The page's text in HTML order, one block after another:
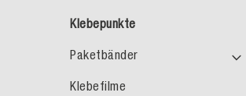
Paketbänder
Klebepunkte
Klebefilme